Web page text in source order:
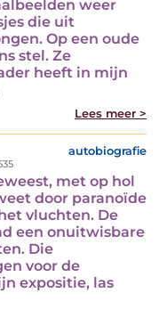
weer
die uit
Op een oude
stel. Ze
heeft in mijn
Lees meer >
autobiografie
met op hol
door paranoïde
vluchten. De
een onuitwisbare
Die
voor de
expositie, las